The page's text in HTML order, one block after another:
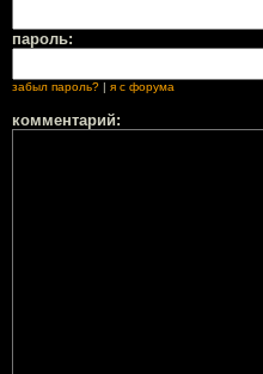
пароль:
забыл пароль? | я с форума
комментарий: